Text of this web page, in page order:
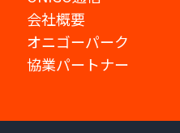
会社概要
オニゴーパーク
協業パートナー